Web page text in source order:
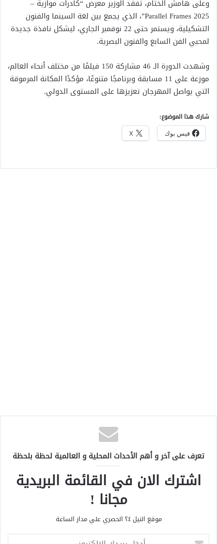
وعلى هامش الختام، تفقد الوزير معرض “كادرات موازية –
Parallel Frames 2025”، الذي يجمع بين لغة السينما والفنون
التشكيلية، ويستمر حتى 22 نوفمبر الجاري، ليشكل نافذة جديدة
لمحبي الفن السابع والفنون البصرية.
وشهدت الدورة الـ 46 مشاركة 150 فيلمًا من مختلف أنحاء العالم،
موزعة على 11 مسابقة وبرنامجًا متنوعًا، مؤكدًا المكانة المرموقة
التي يواصل المهرجان تعزيزها على المستوى الدولي.
شارك هذا الموضوع:
فيس بوك X
تعرف على آخر و أهم الأحداث المحلية و العالمية لحظة بلحظة
اشترك الان في القائمة البريدية
مجانا !
موقع النيل ٢٤ الحصري علي مدار الساعة